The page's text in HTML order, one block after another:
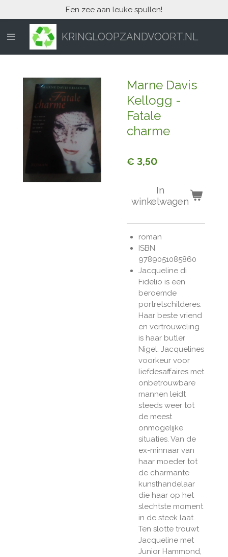
direct
naar
hoofdinhoud
KRINGLOOPZANDVOORT.NL
Een zee aan leuke spullen!
Marne Davis
Kellogg -
Fatale
charme
€ 3,50
In
winkelwagen
roman
ISBN
9789051085860
Jacqueline di
Fidelio is een
beroemde
portretschilderes.
Haar beste vriend
en vertrouweling
is haar butler
Nigel. Jacquelines
voorkeur voor
liefdesaffaires met
onbetrouwbare
mannen leidt
steeds weer tot
de meest
onmogelijke
situaties. Van de
ex-minnaar van
haar moeder tot
de charmante
kunsthandelaar
die haar op het
slechtste moment
in de steek laat.
Ten slotte trouwt
Jacqueline met
Junior Hammond,